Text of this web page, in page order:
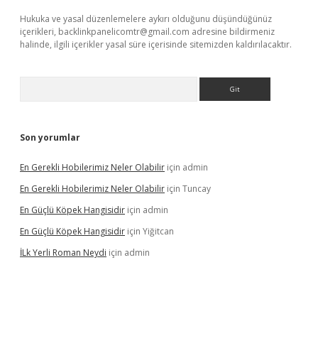
Hukuka ve yasal düzenlemelere aykırı olduğunu düşündüğünüz
içerikleri, backlinkpanelicomtr@gmail.com adresine bildirmeniz
halinde, ilgili içerikler yasal süre içerisinde sitemizden kaldırılacaktır.
Son yorumlar
En Gerekli Hobilerimiz Neler Olabilir için admin
En Gerekli Hobilerimiz Neler Olabilir için Tuncay
En Güçlü Köpek Hangisidir için admin
En Güçlü Köpek Hangisidir için Yiğitcan
İLk Yerli Roman Neydi için admin